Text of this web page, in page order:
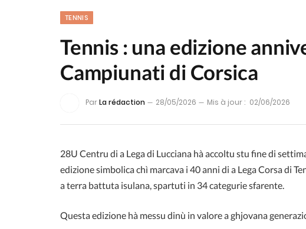
TENNIS
Tennis : una edizione
Campiunati di Corsica
ParLa rédaction 28/05/2026 Mis à jour : 02/06/2026
28U Centru di a Lega di Lucciana hà accoltu stu fine di
edizione simbolica chì marcava i 40 anni di a Lega Corsa di
a terra battuta isulana, spartuti in 34 categurie sfarente.
Questa edizione hà messu dinù in valore a ghjovana